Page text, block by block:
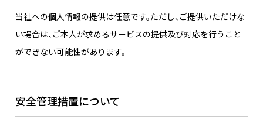
当社への個人情報の提供は任意です。ただし、ご提供いただけな
い場合は、ご本人が求めるサービスの提供及び対応を行うこと
ができない可能性があります。
安全管理措置について